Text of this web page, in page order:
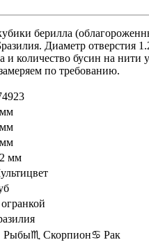
берилла
Диаметр отверстия
и количество бусин на нити
по требованию.
мм
Рыбы♏ Скорпион♋ Рак